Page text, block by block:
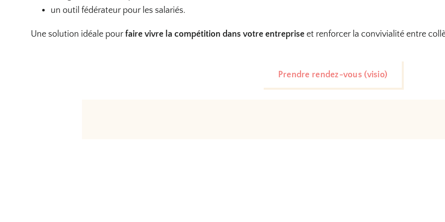
un outil fédérateur pour les salariés.
Une solution idéale pourfaire vivre la compétition dans votre entrepriseet renforcer la convivialité entre
Prendre rendez-vous (visio)